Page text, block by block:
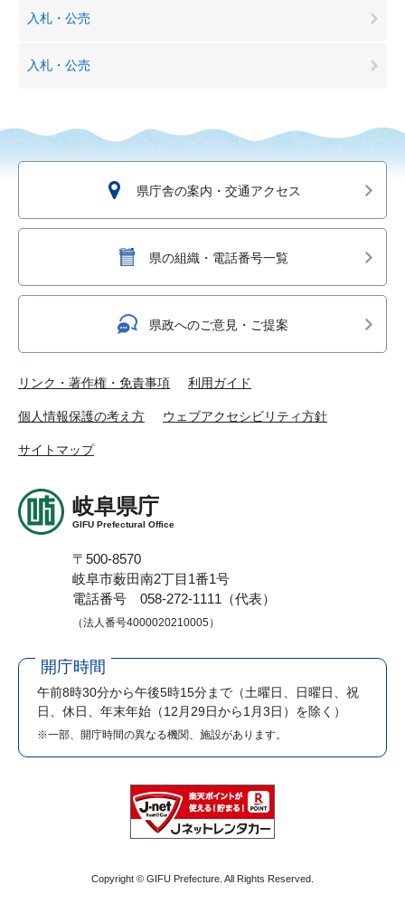
入札・公売
入札・公売
県庁舎の案内・交通アクセス
県の組織・電話番号一覧
県政へのご意見・ご提案
リンク・著作権・免責事項 利用ガイド
個人情報保護の考え方 ウェブアクセシビリティ方針
サイトマップ
岐阜県庁
GIFU Prefectural Office
〒500-8570
岐阜市薮田南2丁目1番1号
電話番号 058-272-1111（代表）
（法人番号4000020210005）
開庁時間
午前8時30分から午後5時15分まで （土曜日、日曜日、祝
日、休日、年末年始（12月29日から1月3日）を除く）
※一部、開庁時間の異なる機関、施設があります。
Copyright © GIFU Prefecture. All Rights Reserved.